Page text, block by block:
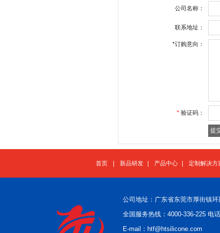
公司名称：
联系地址：
*订购意向：
* 验证码：
首页 | 新品研发 | 产品中心 | 定制解决方
公司地址：广东省东莞市厚街镇
全国服务热线：4000-336-225 电
E-mail：htf@htsilicone.com